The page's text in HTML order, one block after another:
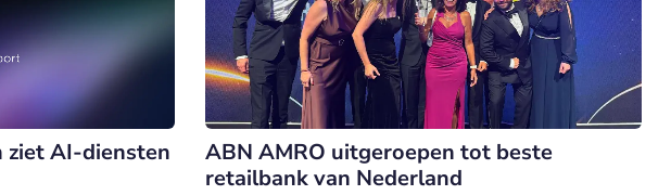
ziet AI-diensten
ABN AMRO uitgeroepen tot beste
retailbank van Nederland